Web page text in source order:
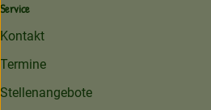
Service
Kontakt
Termine
Stellenangebote